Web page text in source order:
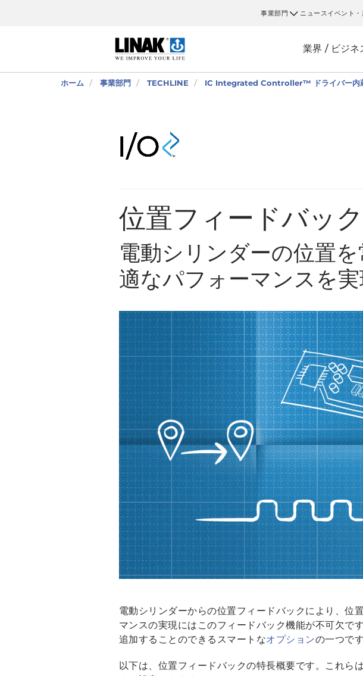
事業部門 ニュース イベント
業界 / ビジネ
ホーム 事業部門 TECHLINE IC Integrated Controller™ ドライバー内
位置フィードバック
電動シリンダーの位置
適なパフォーマンスを
電動シリンダーからの位置フィードバックにより、位
マンスの実現にはこのフィードバック機能が不可欠で
追加することのできるスマートなオプションの一つです
以下は、位置フィードバックの特長概要です。これら